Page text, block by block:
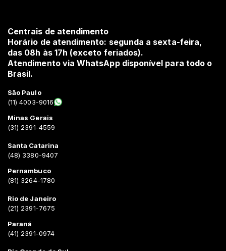
Centrais de atendimento
Horário de atendimento: segunda a sexta-feira,
das 08h às 17h (exceto feriados).
Atendimento via WhatsApp disponível para todo o
Brasil.
São Paulo
(11) 4003-9016
Minas Gerais
(31) 2391-4559
Santa Catarina
(48) 3380-9407
Pernambuco
(81) 3264-1780
Rio de Janeiro
(21) 2391-7675
Paraná
(41) 2391-0974